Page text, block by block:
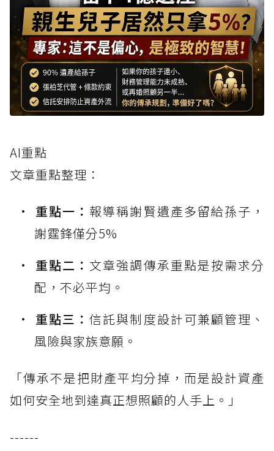
AI重點
文章重點整理：
重點一： 報導稱謝賢遺產多留給孫子，
謝霆鋒僅分5%
重點二： 文章強調傳承重點是按需求分
配，不必平均。
重點三：信託與制度設計可兼顧管理、
風險與家族意願。
「傳承不是把財產平均分掉，而是設計資產
如何安全地到達真正想照顧的人手上。」
------